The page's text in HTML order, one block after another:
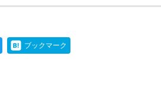
ブックマーク